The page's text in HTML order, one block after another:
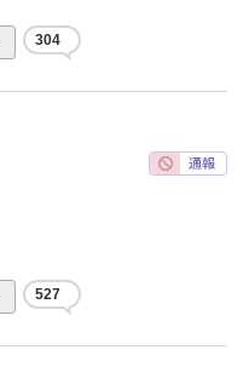
304
527